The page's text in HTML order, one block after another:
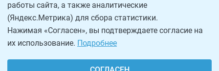
работы сайта, а также аналитические
(Яндекс.Метрика) для сбора статистики.
Нажимая «Согласен», вы подтверждаете согласие на
их использование. Подробнее